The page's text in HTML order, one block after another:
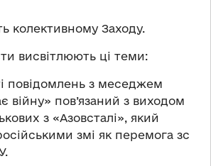
колективному Заходу.
висвітлюють ці теми:
повідомлень з меседжем
війну» пов’язаний з виходом
з «Азовсталі», який
змі як перемога зс